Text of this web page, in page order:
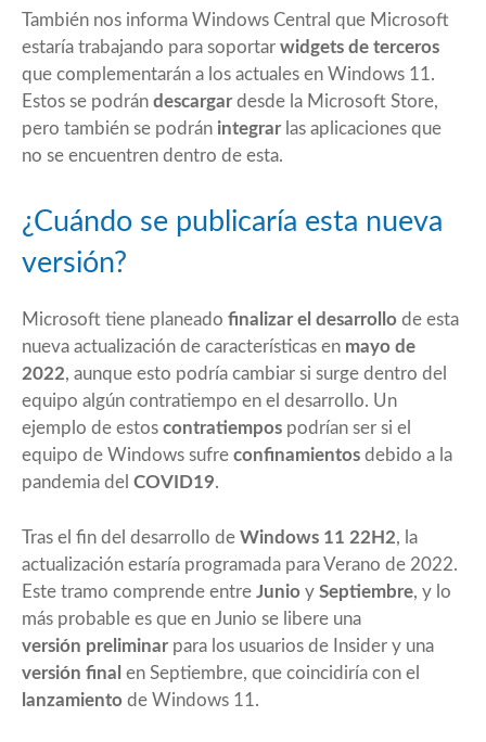
También nos informa Windows Central que Microsoft
estaría trabajando para soportar widgets de terceros
que complementarán a los actuales en Windows 11.
Estos se podrán descargardesde la Microsoft Store,
pero también se podrán integrarlas aplicaciones que
no se encuentren dentro de esta.
¿Cuándo se publicaría esta nueva
versión?
Microsoft tiene planeado finalizar el desarrollo de esta
nueva actualización de características en mayo de
2022, aunque esto podría cambiar si surge dentro del
equipo algún contratiempo en el desarrollo. Un
ejemplo de estos contratiempos podrían ser si el
equipo de Windows sufre confinamientos debido a la
pandemia del COVID19.
Tras el fin del desarrollo de Windows 11 22H2, la
actualización estaría programada para Verano de 2022.
Este tramo comprende entre Junio y Septiembre, y lo
más probable es que en Junio se libere una
versión preliminarpara los usuarios de Insider y una
versión final en Septiembre, que coincidiría con el
lanzamiento de Windows 11.